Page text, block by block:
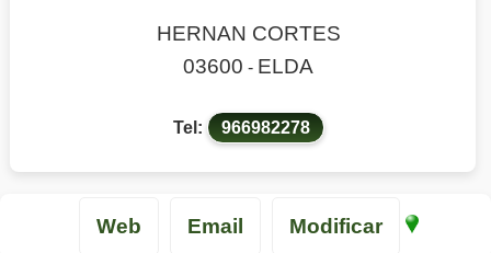
HERNAN CORTES
03600 - ELDA
Tel: 966982278
Web Email Modificar